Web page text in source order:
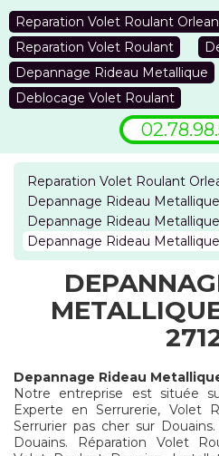
Reparation Volet Roulant
Reparation Volet Roulant
Depannage Rideau Metallique
Deblocage Volet Roulant
Reparation Volet Roulant
Depannage Rideau Metallique
Depannage Rideau
Depannage Rideau
Depannage Rideau
Notre entreprise est située
Experte en Serrurerie, Volet
Serrurier pas cher sur
Douains. Réparation Volet